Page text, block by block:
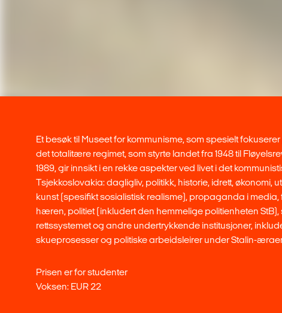
Et besøk til Museet for kommunisme, som spesielt
det totalitære regimet, som styrte landet fra 1948 til
1989, gir innsikt i en rekke aspekter ved livet i det
Tsjekkoslovakia: dagligliv, politikk, historie, idrett, økonomi,
kunst (spesifikt sosialistisk realisme), propaganda i media,
hæren, politiet (inkludert den hemmelige politienheten StB),
rettssystemet og andre undertrykkende institusjoner,
skueprosesser og politiske arbeidsleirer under Stalin-
Prisen er for studenter
Voksen: EUR 22